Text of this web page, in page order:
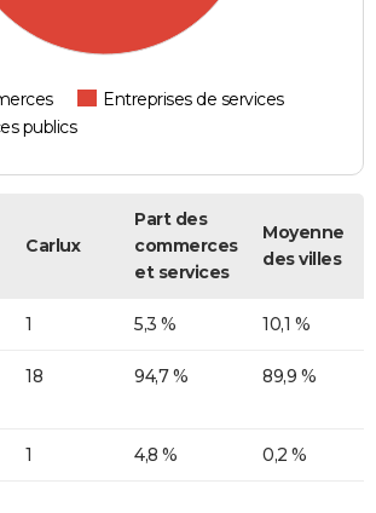
Entreprises de services
publics
Carlux
Part des
commerces
et services
Moyenne
des villes
1 5,3 % 10,1 %
18 94,7 % 89,9 %
1 4,8 % 0,2 %